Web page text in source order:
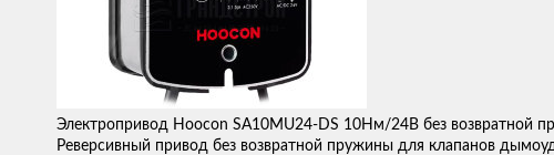
Электропривод Hoocon SA10MU24-DS 10Нм/24В без возвратной
Реверсивный привод без возвратной пружины для клапанов